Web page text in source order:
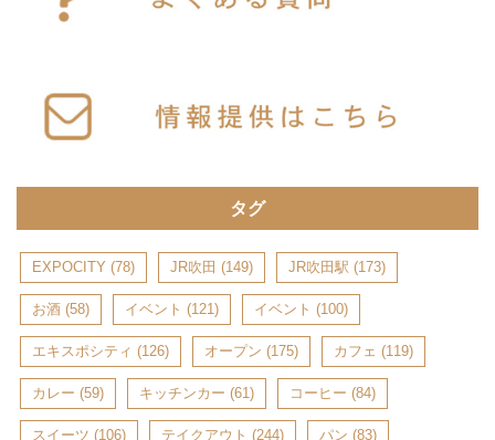
タグ
EXPOCITY (78) JR吹田 (149) JR吹田駅 (173)
お酒 (58) イベント (121) イベント (100)
エキスポシティ (126) オープン (175) カフェ (119)
カレー (59) キッチンカー (61) コーヒー (84)
スイーツ (106) テイクアウト (244) パン (83)